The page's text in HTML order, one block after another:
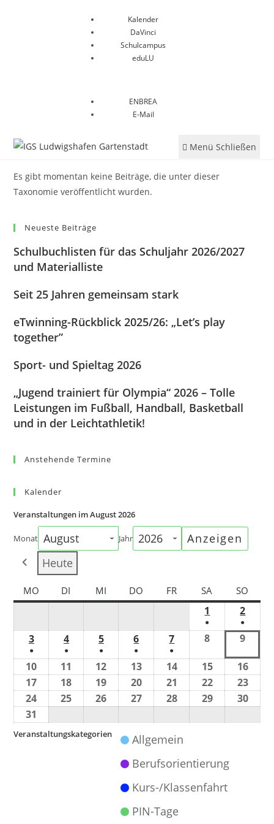
Kalender
DaVinci
Schulcampus
eduLU
ENBREA
E-Mail
Menü Schließen
Es gibt momentan keine Beiträge, die unter dieser
Taxonomie veröffentlicht wurden.
Neueste Beiträge
Schulbuchlisten für das Schuljahr 2026/2027
und Materialliste
Seit 25 Jahren gemeinsam stark
eTwinning-Rückblick 2025/26: „Let’s play
together”
Sport- und Spieltag 2026
„Jugend trainiert für Olympia“ 2026 – Tolle
Leistungen im Fußball, Handball, Basketball
und in der Leichtathletik!
Anstehende Termine
Kalender
Veranstaltungen im August 2026
Monat Jahr
Heute
MO DI MI DO FR SA SO
1
●
2
●
3
●
4
●
5
●
6
●
7
●
8 9
10 11 12 13 14 15
16
17
18 19 20 21 22
23
24
25 26 27 28 29
30
31
Veranstaltungskategorien
Allgemein
Berufsorientierung
Kurs-/Klassenfahrt
PIN-Tage